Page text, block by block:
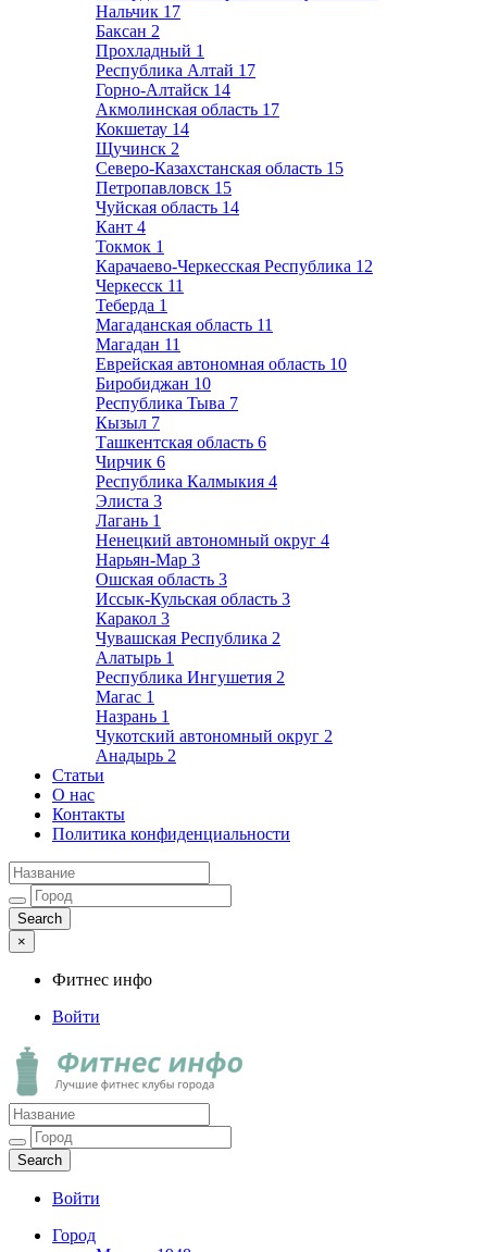
Нальчик 17
Баксан 2
Прохладный 1
Республика Алтай 17
Горно-Алтайск 14
Акмолинская область 17
Кокшетау 14
Щучинск 2
Северо-Казахстанская область 15
Петропавловск 15
Чуйская область 14
Кант 4
Токмок 1
Карачаево-Черкесская Республика 12
Черкесск 11
Теберда 1
Магаданская область 11
Магадан 11
Еврейская автономная область 10
Биробиджан 10
Республика Тыва 7
Кызыл 7
Ташкентская область 6
Чирчик 6
Республика Калмыкия 4
Элиста 3
Лагань 1
Ненецкий автономный округ 4
Нарьян-Мар 3
Ошская область 3
Иссык-Кульская область 3
Каракол 3
Чувашская Республика 2
Алатырь 1
Республика Ингушетия 2
Магас 1
Назрань 1
Чукотский автономный округ 2
Анадырь 2
Статьи
О нас
Контакты
Политика конфиденциальности
×
Фитнес инфо
Войти
Фитнес инфо
Лучшие фитнес клубы города
Войти
Город